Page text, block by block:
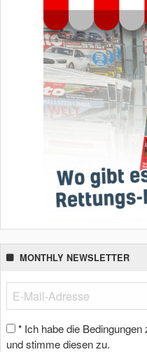
MONTHLY NEWSLETTER
* Ich habe die
und stimme diesen zu.